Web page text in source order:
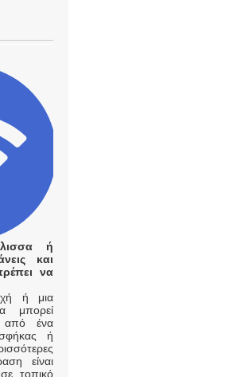
ή
και
να
ή μια
μπορεί
από ένα
ή
είναι